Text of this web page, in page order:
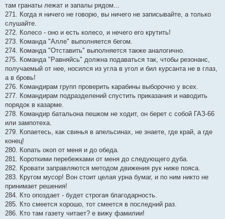
там гранаты лежат и запалы рядом...
271. Когда я ничего не говорю, вы ничего не записывайте, а только
слушайте.
272. Колесо - оно и есть колесо, и нечего его крутить!
273. Команда "Алле" выполняется бегом.
274. Команда "Отставить" выполняется также аналогично.
275. Команда "Равняйсь" должна подаваться так, чтобы резонанс,
получаемый от нее, носился из угла в угол и бил курсанта не в глаз,
а в бровь!
276. Командирам групп проверить карабины выборочно у всех.
277. Командирам подразделений спустить приказания и наводить
порядок в казарме.
278. Командир батальона пешком не ходит, он берет с собой ГАЗ-66
или зампотеха.
279. Копаетесь, как свинья в апельсинах, не знаете, где край, а где
конец!
280. Копать окоп от меня и до обеда.
281. Короткими перебежками от меня до следующего дуба.
282. Кровати заправляются методом движения рук ниже пояса.
283. Кругом мусор! Вон стоит целая урна бумаг, и по ним никто не
принимает решения!
284. Кто опоздает - будет строгая благодарность.
285. Кто смеется хорошо, тот смеется в последний раз.
286. Кто там газету читает? е вижу фамилии!